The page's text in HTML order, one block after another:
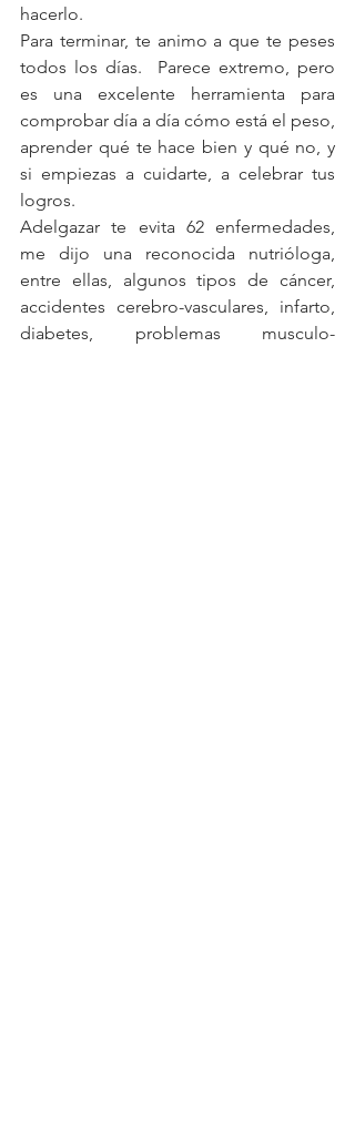
hacerlo.
Para terminar, te animo a que te peses
todos los días.  Parece extremo, pero
es una excelente herramienta para
comprobar día a día cómo está el peso,
aprender qué te hace bien y qué no, y
si empiezas a cuidarte, a celebrar tus
logros.
Adelgazar te evita 62 enfermedades,
me dijo una reconocida nutrióloga,
entre ellas, algunos tipos de cáncer,
accidentes cerebro-vasculares, infarto,
diabetes, problemas musculo-